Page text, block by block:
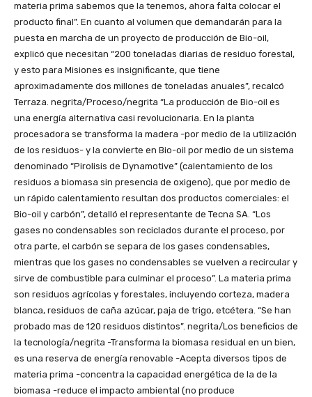
materia prima sabemos que la tenemos, ahora falta colocar el
producto final”. En cuanto al volumen que demandarán para la
puesta en marcha de un proyecto de producción de Bio-oil,
explicó que necesitan “200 toneladas diarias de residuo forestal,
y esto para Misiones es insignificante, que tiene
aproximadamente dos millones de toneladas anuales”, recalcó
Terraza. negrita/Proceso/negrita “La producción de Bio-oil es
una energía alternativa casi revolucionaria. En la planta
procesadora se transforma la madera -por medio de la utilización
de los residuos- y la convierte en Bio-oil por medio de un sistema
denominado “Pirolisis de Dynamotive” (calentamiento de los
residuos a biomasa sin presencia de oxigeno), que por medio de
un rápido calentamiento resultan dos productos comerciales: el
Bio-oil y carbón”, detalló el representante de Tecna SA. “Los
gases no condensables son reciclados durante el proceso, por
otra parte, el carbón se separa de los gases condensables,
mientras que los gases no condensables se vuelven a recircular y
sirve de combustible para culminar el proceso”. La materia prima
son residuos agrícolas y forestales, incluyendo corteza, madera
blanca, residuos de caña azúcar, paja de trigo, etcétera. “Se han
probado mas de 120 residuos distintos”. negrita/Los beneficios de
la tecnología/negrita -Transforma la biomasa residual en un bien,
es una reserva de energía renovable -Acepta diversos tipos de
materia prima -concentra la capacidad energética de la de la
biomasa -reduce el impacto ambiental (no produce